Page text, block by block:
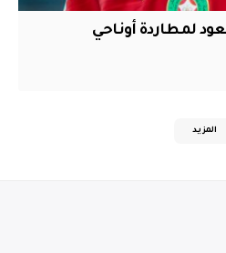
لمطاردة أوناحي
المزيد